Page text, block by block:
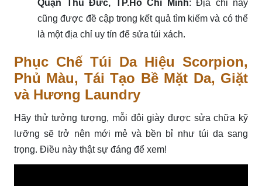
Quận Thủ Đức, TP.Hồ Chí Minh: Địa chỉ này
cũng được đề cập trong kết quả tìm kiếm và có thể
là một địa chỉ uy tín để sửa túi xách.
Phục Chế Túi Da Hiệu Scorpion,
Phủ Màu, Tái Tạo Bề Mặt Da, Giặt
và Hương Laundry
Hãy thử tưởng tượng, mỗi đôi giày được sửa chữa kỹ
lưỡng sẽ trở nên mới mẻ và bền bỉ như túi da sang
trọng. Điều này thật sự đáng để xem!